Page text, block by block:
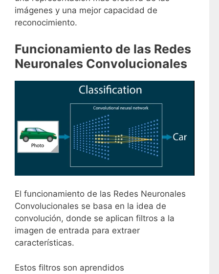
imágenes y una mejor capacidad de
reconocimiento.
Funcionamiento de las Redes
Neuronales Convolucionales
El funcionamiento de las Redes Neuronales
Convolucionales se basa en la idea de
convolución, donde se aplican filtros a la
imagen de entrada para extraer
características.
Estos filtros son aprendidos